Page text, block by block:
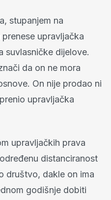
stupanjem na
upravljačka
suvlasničke dijelove.
da on ne mora
On nije prodao ni
upravljačka
upravljačkih prava
distanciranost
društvo, dakle on ima
godišnje dobiti